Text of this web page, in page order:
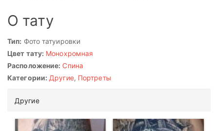
О тату
Тип: Фото татуировки
Цвет тату: Монохромная
Расположение: Спина
Категории: Другие, Портреты
Другие